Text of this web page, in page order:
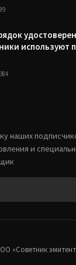
используют
384
наших
и
«‎Советник